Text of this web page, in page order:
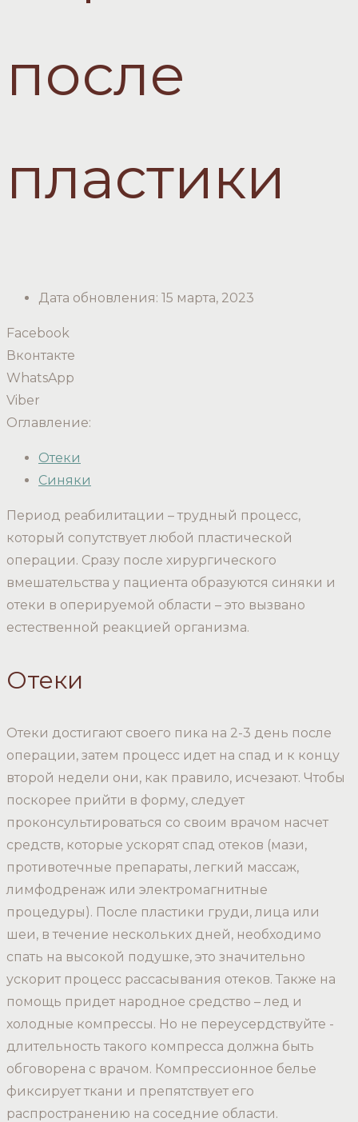
после
пластики
Дата обновления: 15 марта, 2023
Facebook
Вконтакте
WhatsApp
Viber
Оглавление:
Отеки
Синяки
Период реабилитации – трудный процесс,
который сопутствует любой пластической
операции. Сразу после хирургического
вмешательства у пациента образуются синяки и
отеки в оперируемой области – это вызвано
естественной реакцией организма.
Отеки
Отеки достигают своего пика на 2-3 день после
операции, затем процесс идет на спад и к концу
второй недели они, как правило, исчезают. Чтобы
поскорее прийти в форму, следует
проконсультироваться со своим врачом насчет
средств, которые ускорят спад отеков (мази,
противотечные препараты, легкий массаж,
лимфодренаж или электромагнитные
процедуры). После пластики груди, лица или
шеи, в течение нескольких дней, необходимо
спать на высокой подушке, это значительно
ускорит процесс рассасывания отеков. Также на
помощь придет народное средство – лед и
холодные компрессы. Но не переусердствуйте -
длительность такого компресса должна быть
обговорена с врачом. Компрессионное белье
фиксирует ткани и препятствует его
распространению на соседние области.